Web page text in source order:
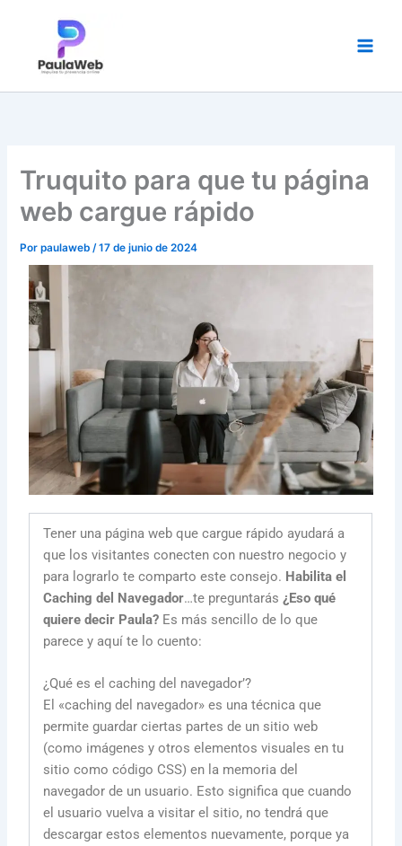
contenido
Truquito para que tu página
web cargue rápido
Porpaulaweb/17 de junio de 2024
Tener una página web que cargue rápido ayudará a
que los visitantes conecten con nuestro negocio y
para lograrlo te comparto este consejo. Habilita el
Caching del Navegador…te preguntarás¿Eso qué
quiere decir Paula? Es más sencillo de lo que
parece y aquí te lo cuento:
¿Qué es el caching del navegador’?
El «caching del navegador» es una técnica que
permite guardar ciertas partes de un sitio web
(como imágenes y otros elementos visuales en tu
sitio como código CSS) en la memoria del
navegador de un usuario. Esto significa que cuando
el usuario vuelva a visitar el sitio, no tendrá que
descargar estos elementos nuevamente, porque ya